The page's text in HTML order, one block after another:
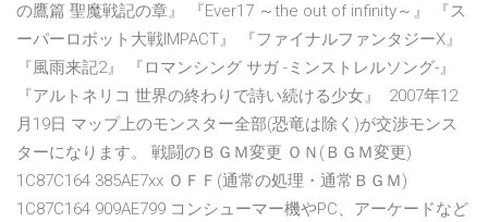
の鷹篇 聖魔戦記の章』 『Ever17 ～the out of infinity～』 『ス
ーパーロボット大戦IMPACT』 『ファイナルファンタジーX』
『風雨来記2』 『ロマンシング サガ -ミンストレルソング-』
『アルトネリコ 世界の終わりで詩い続ける少女』 2007年12
月19日 マップ上のモンスター全部(恐竜は除く)が交渉モンス
ターになります。 戦闘のＢＧＭ変更 ＯＮ(ＢＧＭ変更)
1C87C164 385AE7xx ＯＦＦ(通常の処理・通常ＢＧＭ)
1C87C164 909AE799 コンシューマー機やPC、アーケードなど